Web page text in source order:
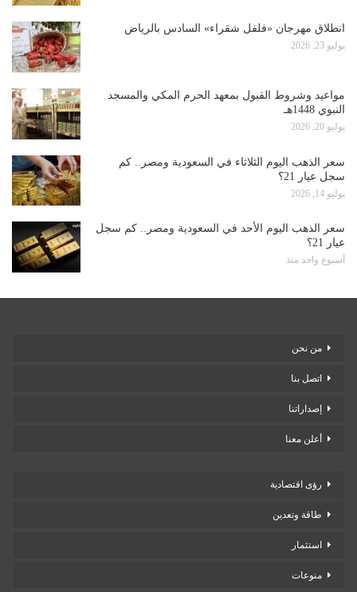
انطلاق مهرجان «فلفل شقراء» السادس بالرياض
يوليو 23, 2026
مواعيد وشروط القبول بمعهد الحرم المكي والمسجد
النبوي 1448هـ
يوليو 20, 2026
سعر الذهب اليوم الثلاثاء في السعودية ومصر.. كم
سجل عيار 21؟
يوليو 14, 2026
سعر الذهب اليوم الأحد في السعودية ومصر.. كم سجل
عيار 21؟
أسبوع واحد منذ
من نحن
اتصل بنا
إصداراتنا
أعلن معنا
رؤى اقتصادية
طاقة وتعدين
استثمار
منوعات